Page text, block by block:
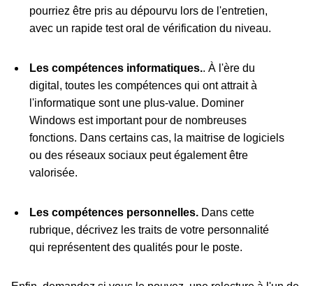
pourriez être pris au dépourvu lors de l'entretien,
avec un rapide test oral de vérification du niveau.
Les compétences informatiques.. À l'ère du
digital, toutes les compétences qui ont attrait à
l'informatique sont une plus-value. Dominer
Windows est important pour de nombreuses
fonctions. Dans certains cas, la maitrise de logiciels
ou des réseaux sociaux peut également être
valorisée.
Les compétences personnelles.Dans cette
rubrique, décrivez les traits de votre personnalité
qui représentent des qualités pour le poste.